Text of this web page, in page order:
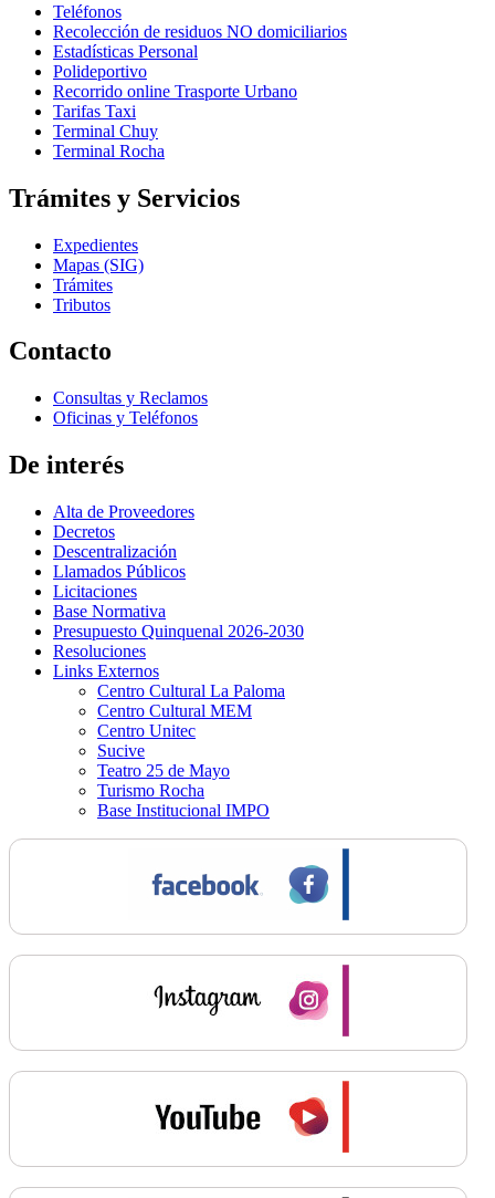
Teléfonos
Recolección de residuos NO domiciliarios
Estadísticas Personal
Polideportivo
Recorrido online Trasporte Urbano
Tarifas Taxi
Terminal Chuy
Terminal Rocha
Trámites y Servicios
Expedientes
Mapas (SIG)
Trámites
Tributos
Contacto
Consultas y Reclamos
Oficinas y Teléfonos
De interés
Alta de Proveedores
Decretos
Descentralización
Llamados Públicos
Licitaciones
Base Normativa
Presupuesto Quinquenal 2026-2030
Resoluciones
Links Externos
Centro Cultural La Paloma
Centro Cultural MEM
Centro Unitec
Sucive
Teatro 25 de Mayo
Turismo Rocha
Base Institucional IMPO